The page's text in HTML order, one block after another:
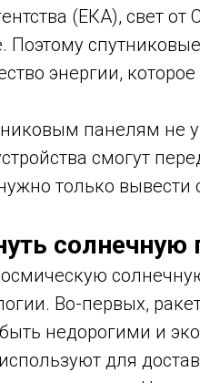
(ЕКА), свет
Поэтому
энергии,
панелям не
смогут
только
солнечную
Во-первых,
недорогими и
для